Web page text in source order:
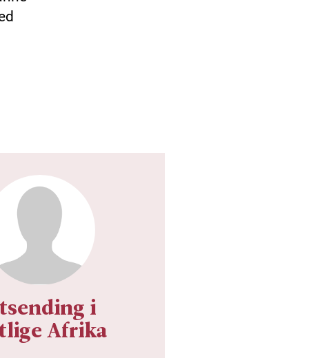
i
Afrika